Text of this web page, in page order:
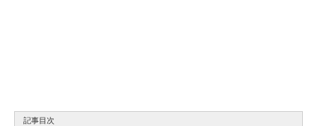
記事目次